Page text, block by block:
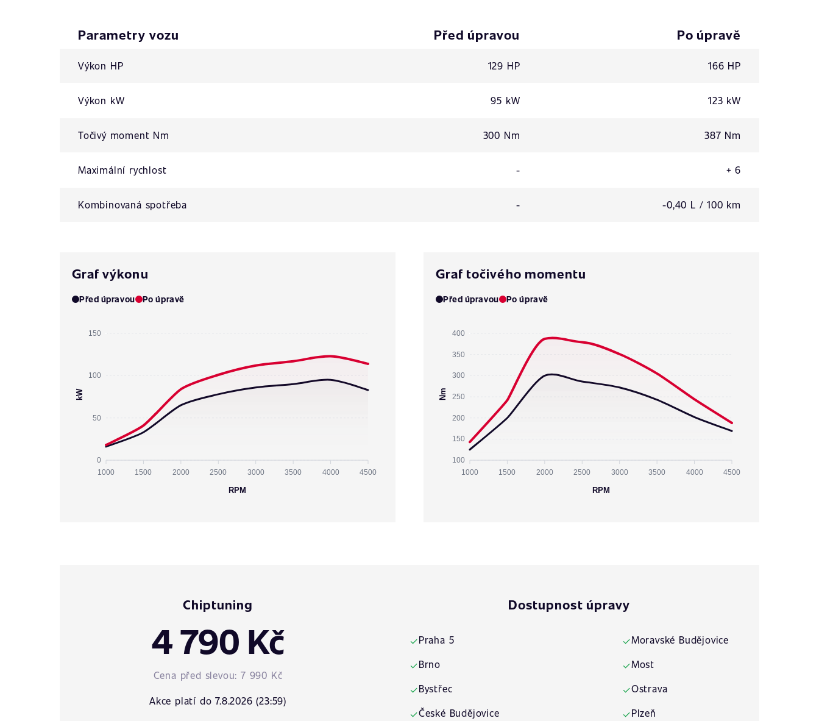
Parametry vozu Před úpravou Po úpravě
Výkon HP 129 HP 166 HP
Výkon kW 95 kW 123 kW
Točivý moment Nm 300 Nm 387 Nm
Maximální rychlost - + 6
Kombinovaná spotřeba - -0,40 L / 100 km
Graf výkonu
Před úpravou Po úpravě
150
100
50
0
kW
1000 1500 2000 2500 3000 3500 4000 4500
RPM
Graf točivého momentu
Před úpravou Po úpravě
400
350
300
250
200
150
100
Nm
1000 1500 2000 2500 3000 3500 4000 4500
RPM
Chiptuning
4 790 Kč
Cena před slevou:7 990 Kč
Akce platí do 7.8.2026 (23:59)
Dostupnost úpravy
✓Praha 5
✓Brno
✓Bystřec
✓České Budějovice
✓Moravské Budějovice
✓Most
✓Ostrava
✓Plzeň